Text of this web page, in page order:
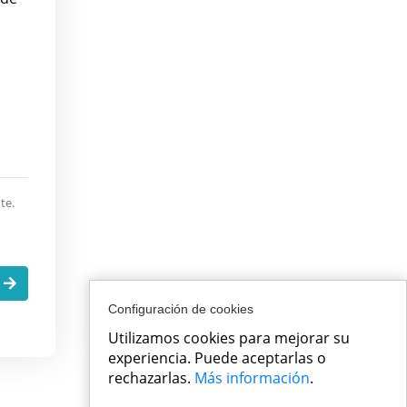
Configuración de cookies
Utilizamos cookies para mejorar su
experiencia. Puede aceptarlas o
rechazarlas. Más información.